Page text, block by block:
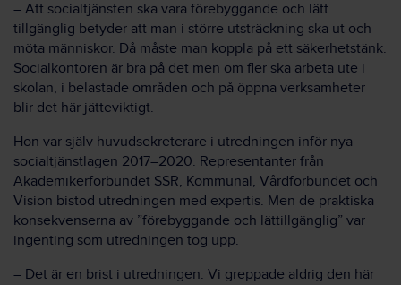
– Att socialtjänsten ska vara förebyggande och lätt
tillgänglig betyder att man i större utsträckning ska ut och
möta människor. Då måste man koppla på ett säkerhetstänk.
Socialkontoren är bra på det men om fler ska arbeta ute i
skolan, i belastade områden och på öppna verksamheter
blir det här jätteviktigt.
Hon var själv huvudsekreterare i utredningen inför nya
socialtjänstlagen 2017–2020. Representanter från
Akademikerförbundet SSR, Kommunal, Vårdförbundet och
Vision bistod utredningen med expertis. Men de praktiska
konsekvenserna av ”förebyggande och lättillgänglig” var
ingenting som utredningen tog upp.
– Det är en brist i utredningen. Vi greppade aldrig den här